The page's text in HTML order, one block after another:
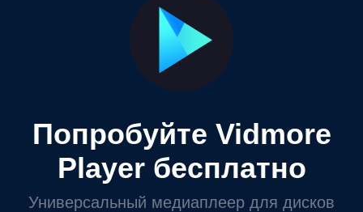
Попробуйте Vidmore
Player бесплатно
Универсальный медиаплеер для дисков